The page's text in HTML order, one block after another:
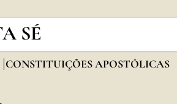
SÉ
CONSTITUIÇÕES APOSTÓLICAS